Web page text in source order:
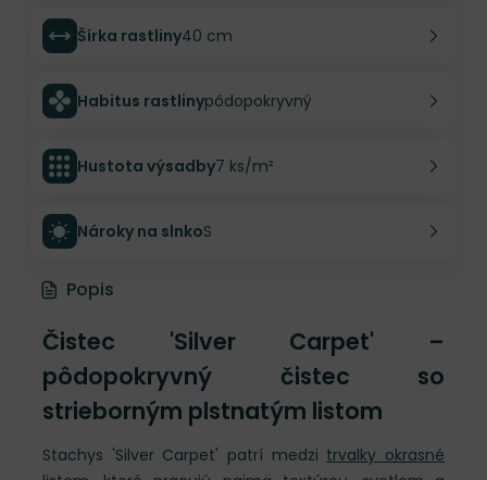
Šírka rastliny40 cm
Habitus rastlinypôdopokryvný
Hustota výsadby7 ks/m²
Nároky na slnkoS
Popis
Čistec 'Silver Carpet' –
pôdopokryvný čistec so
strieborným plstnatým listom
Stachys 'Silver Carpet' patrí medzi trvalky okrasné